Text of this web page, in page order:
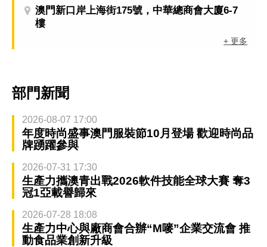
澳門新口岸上海街175號，中華總商會大廈6-7
樓
+ 更多
部門新聞
2026-08-07 17:00
年度時尚盛事澳門服裝節10月登場 歡迎時尚品
牌踴躍參與
2026-07-31 17:30
生產力攜澳青出戰2026軟件技能全球大賽 奪3
冠1亞載譽歸來
2026-07-28 18:08
生產力中心與廠商會合辦“M嘜”企業交流會 推
動食品業創新升級